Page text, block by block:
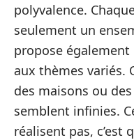
polyvalence.
seulement un
propose
aux thèmes variés.
des maisons ou
semblent infinies.
réalisent pas, c’est